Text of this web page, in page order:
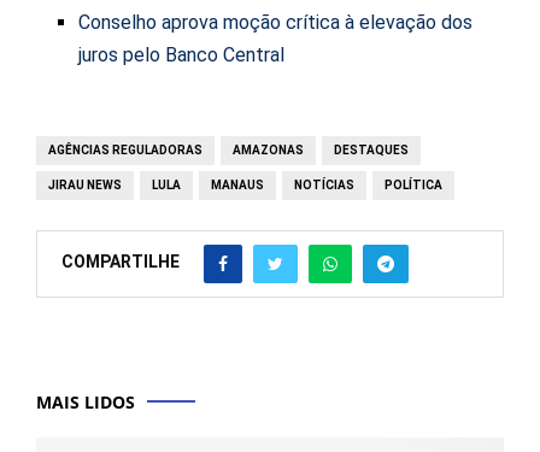
Conselho aprova moção crítica à elevação dos
juros pelo Banco Central
AGÊNCIAS REGULADORAS AMAZONAS DESTAQUES
JIRAU NEWS LULA MANAUS NOTÍCIAS POLÍTICA
COMPARTILHE
MAIS LIDOS